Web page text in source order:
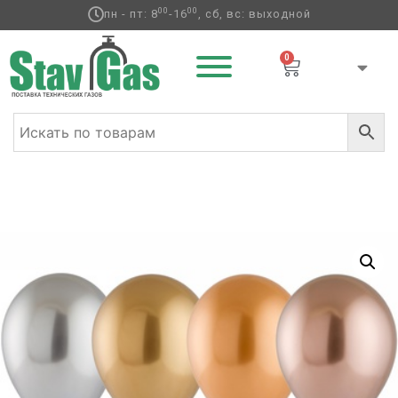
пн - пт: 800-1600 , сб, вс: выходной
0